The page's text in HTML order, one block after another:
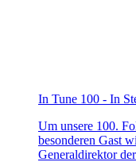
In Tune 100 - In
Um unsere 100.
besonderen Gast
Generaldirektor